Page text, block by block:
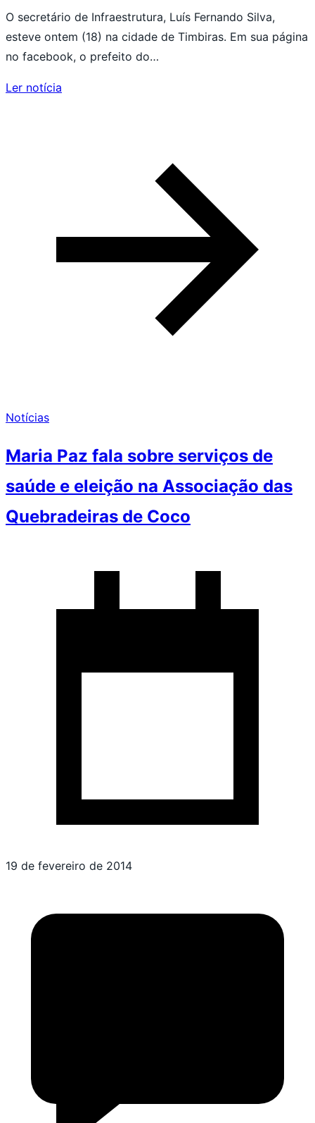
O secretário de Infraestrutura, Luís Fernando Silva,
esteve ontem (18) na cidade de Timbiras. Em sua página
no facebook, o prefeito do…
Ler notícia
Notícias
Maria Paz fala sobre serviços de
saúde e eleição na Associação das
Quebradeiras de Coco
19 de fevereiro de 2014